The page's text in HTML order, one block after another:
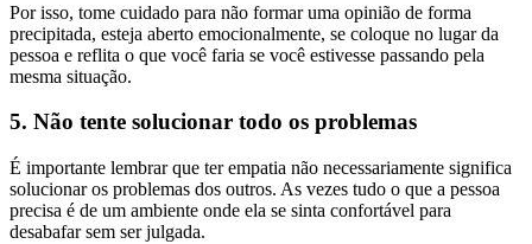
Por isso, tome cuidado para não formar uma opinião de forma
precipitada, esteja aberto emocionalmente, se coloque no lugar da
pessoa e reflita o que você faria se você estivesse passando pela
mesma situação.
5. Não tente solucionar todo os problemas
É importante lembrar que ter empatia não necessariamente significa
solucionar os problemas dos outros. As vezes tudo o que a pessoa
precisa é de um ambiente onde ela se sinta confortável para
desabafar sem ser julgada.